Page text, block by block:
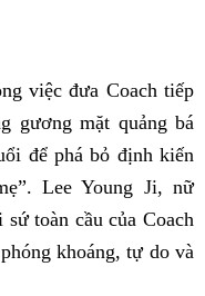
việc đưa Coach tiếp
gương mặt quảng bá
để phá bỏ định kiến
Lee Young Ji, nữ
toàn cầu của Coach
khoáng, tự do và